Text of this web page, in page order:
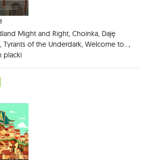
Might and Right, Choinka, Daję
Tyrants of the Underdark, Welcome to...,
placki